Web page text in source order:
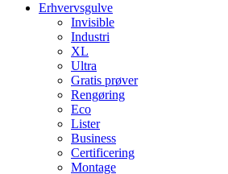
Erhvervsgulve
Invisible
Industri
XL
Ultra
Gratis prøver
Rengøring
Eco
Lister
Business
Certificering
Montage